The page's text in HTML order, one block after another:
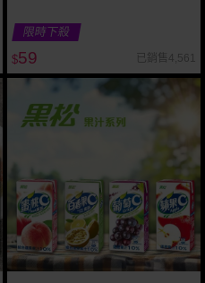
限時下殺
$59 已銷售4,561